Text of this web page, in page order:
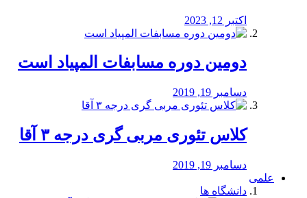
اکتبر 12, 2023
دومین دوره مسابفات المپیاد است
دسامبر 19, 2019
کلاس تئوری مربی گری درجه ۳ آقا
دسامبر 19, 2019
علمی
دانشگاه ها